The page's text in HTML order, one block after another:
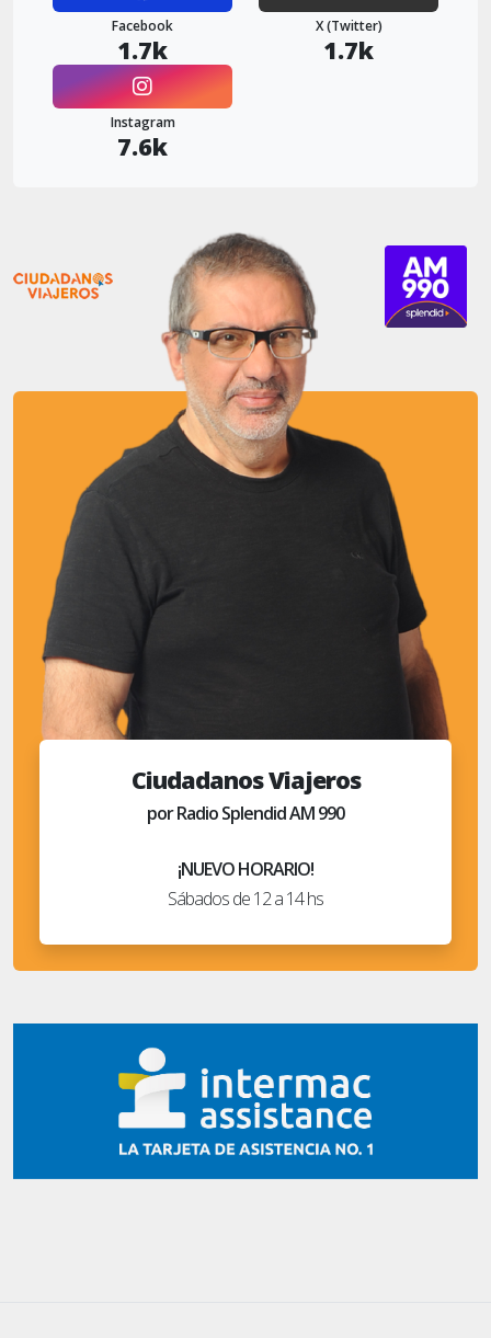
Facebook
1.7k
X (Twitter)
1.7k
Instagram
7.6k
Ciudadanos Viajeros
por Radio Splendid AM 990
¡NUEVO HORARIO!
Sábados de 12 a 14 hs